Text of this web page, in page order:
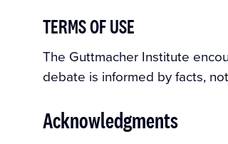
TERMS OF USE
The Guttmacher Institute
debate is informed by facts,
Acknowledgments